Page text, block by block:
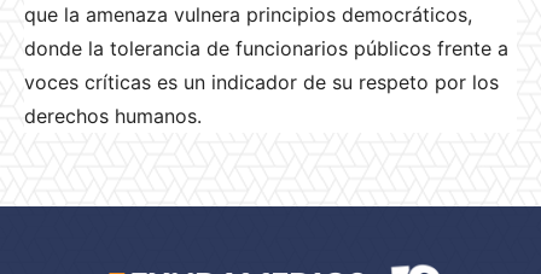
que la amenaza vulnera principios democráticos,
donde la tolerancia de funcionarios públicos frente a
voces críticas es un indicador de su respeto por los
derechos humanos.